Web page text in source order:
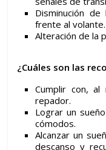
Disminución
frente al volante.
Alteración de la
¿Cuáles son las
Cumplir con,
repador.
Lograr un
cómodos.
Alcanzar un
descanso y